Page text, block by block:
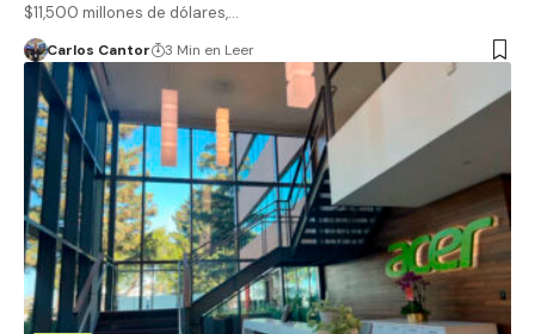
$11,500 millones de dólares,…
Carlos Cantor 3 Min en Leer